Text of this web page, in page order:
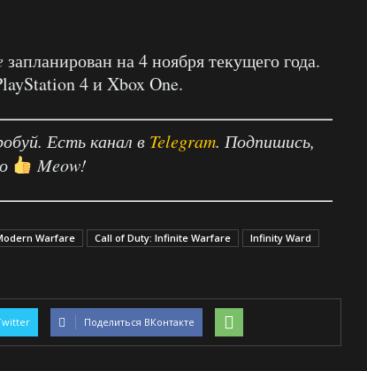
запланирован на 4 ноября текущего года.
4 и Xbox One.
Есть канал в Telegram. Подпишись,
Meow!
Warfare Call of Duty: Infinite Warfare
Infinity Ward
Поделиться ВКонтакте